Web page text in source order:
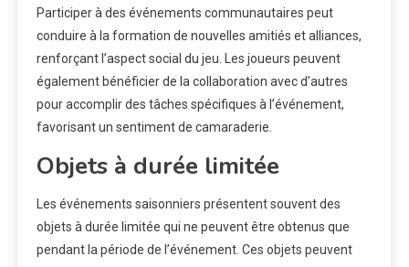
Participer à des événements communautaires peut
conduire à la formation de nouvelles amitiés et alliances,
renforçant l’aspect social du jeu. Les joueurs peuvent
également bénéficier de la collaboration avec d’autres
pour accomplir des tâches spécifiques à l’événement,
favorisant un sentiment de camaraderie.
Objets à durée limitée
Les événements saisonniers présentent souvent des
objets à durée limitée qui ne peuvent être obtenus que
pendant la période de l’événement. Ces objets peuvent